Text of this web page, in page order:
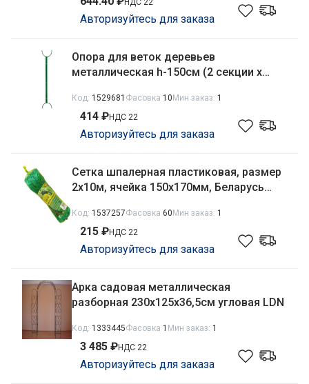
НДС 22
Авторизуйтесь для заказа
Опора для веток деревьев
металлическая h-150см (2 секции х
Код: 1529681 Фасовка 10 Мин заказ: 1
414 ₽НДС 22
Авторизуйтесь для заказа
Сетка шпалерная пластиковая, размер
2х10м, ячейка 150х170мм, Беларусь
Код: 1537257Фасовка 60 Мин заказ: 1
215 ₽НДС 22
Авторизуйтесь для заказа
Арка садовая металлическая
разборная 230х125х36,5см угловая LDN
Код: 1333445Фасовка 1 Мин заказ: 1
3 485 ₽НДС 22
Авторизуйтесь для заказа